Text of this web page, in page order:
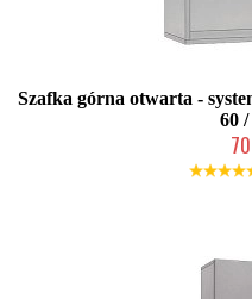
Szafka górna otwarta -
60 /
Produkcja na